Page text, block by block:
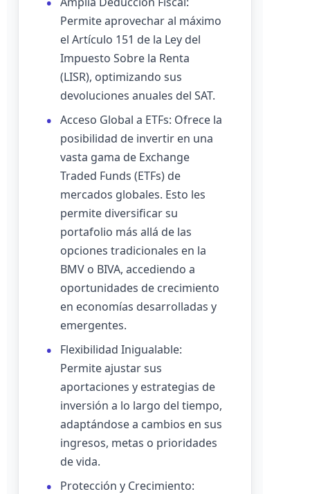
Permite aprovechar al máximo
el Artículo 151 de la Ley del
Impuesto Sobre la Renta
(LISR), optimizando sus
devoluciones anuales del SAT.
Acceso Global a ETFs: Ofrece la
posibilidad de invertir en una
vasta gama de Exchange
Traded Funds (ETFs) de
mercados globales. Esto les
permite diversificar su
portafolio más allá de las
opciones tradicionales en la
BMV o BIVA, accediendo a
oportunidades de crecimiento
en economías desarrolladas y
emergentes.
Flexibilidad Inigualable:
Permite ajustar sus
aportaciones y estrategias de
inversión a lo largo del tiempo,
adaptándose a cambios en sus
ingresos, metas o prioridades
de vida.
Protección y Crecimiento: